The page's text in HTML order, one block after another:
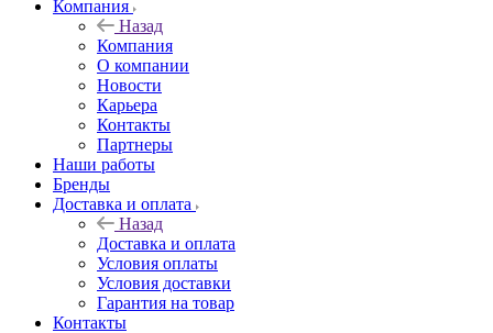
Компания
Назад
Компания
О компании
Новости
Карьера
Контакты
Партнеры
Наши работы
Бренды
Доставка и оплата
Назад
Доставка и оплата
Условия оплаты
Условия доставки
Гарантия на товар
Контакты